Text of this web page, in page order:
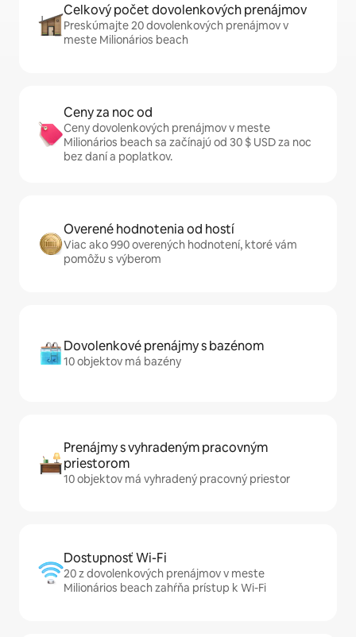
Celkový počet dovolenkových prenájmov
Preskúmajte 20 dovolenkových prenájmov v
meste Milionários beach
Ceny za noc od
Ceny dovolenkových prenájmov v meste
Milionários beach sa začínajú od 30 $ USD za noc
bez daní a poplatkov.
Overené hodnotenia od hostí
Viac ako 990 overených hodnotení, ktoré vám
pomôžu s výberom
Dovolenkové prenájmy s bazénom
10 objektov má bazény
Prenájmy s vyhradeným pracovným
priestorom
10 objektov má vyhradený pracovný priestor
Dostupnosť Wi-Fi
20 z dovolenkových prenájmov v meste
Milionários beach zahŕňa prístup k Wi-Fi